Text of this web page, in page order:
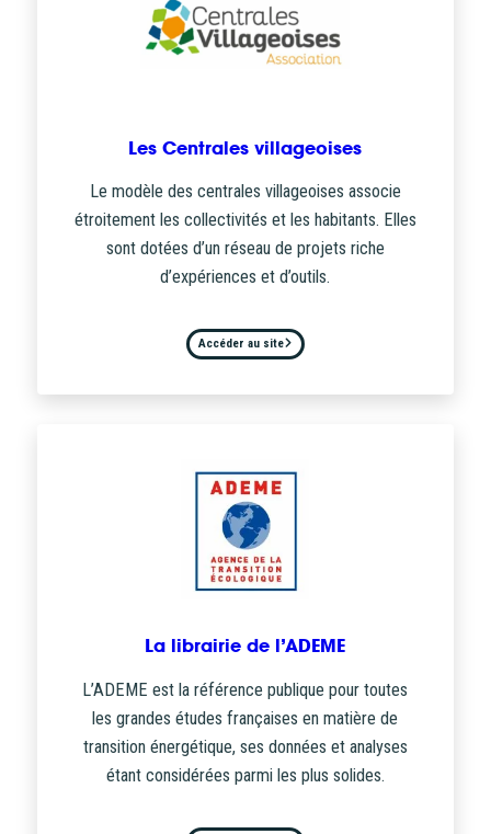
Les Centrales villageoises
Le modèle des centrales villageoises associe
étroitement les collectivités et les habitants. Elles
sont dotées d’un réseau de projets riche
d’expériences et d’outils.
Accéder au site
La librairie de l’ADEME
L’ADEME est la référence publique pour toutes
les grandes études françaises en matière de
transition énergétique, ses données et analyses
étant considérées parmi les plus solides.